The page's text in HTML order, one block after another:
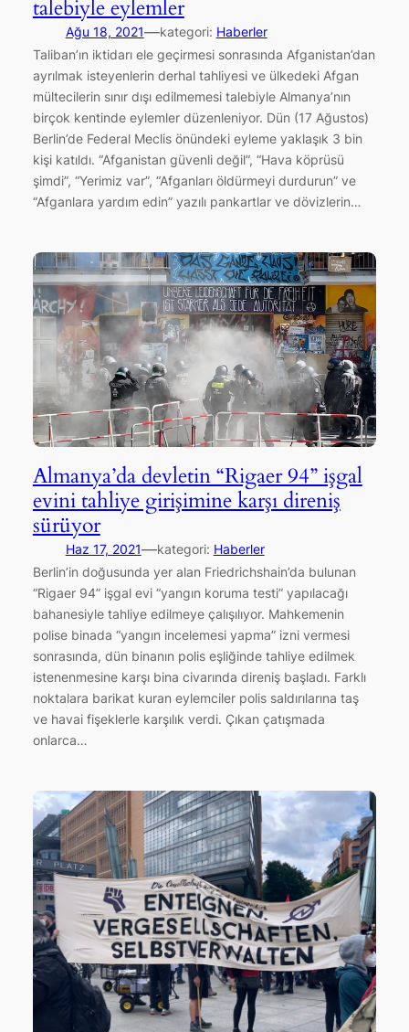
talebiyle eylemler
Ağu 18, 2021—kategori: Haberler
Taliban’ın iktidarı ele geçirmesi sonrasında Afganistan’dan
ayrılmak isteyenlerin derhal tahliyesi ve ülkedeki Afgan
mültecilerin sınır dışı edilmemesi talebiyle Almanya’nın
birçok kentinde eylemler düzenleniyor. Dün (17 Ağustos)
Berlin’de Federal Meclis önündeki eyleme yaklaşık 3 bin
kişi katıldı. “Afganistan güvenli değil”, “Hava köprüsü
şimdi”, “Yerimiz var”, “Afganları öldürmeyi durdurun” ve
“Afganlara yardım edin” yazılı pankartlar ve dövizlerin…
Almanya’da devletin “Rigaer 94” işgal
evini tahliye girişimine karşı direniş
sürüyor
Haz 17, 2021—kategori: Haberler
Berlin’in doğusunda yer alan Friedrichshain’da bulunan
“Rigaer 94” işgal evi “yangın koruma testi” yapılacağı
bahanesiyle tahliye edilmeye çalışılıyor. Mahkemenin
polise binada “yangın incelemesi yapma” izni vermesi
sonrasında, dün binanın polis eşliğinde tahliye edilmek
istenenmesine karşı bina civarında direniş başladı. Farklı
noktalara barikat kuran eylemciler polis saldırılarına taş
ve havai fişeklerle karşılık verdi. Çıkan çatışmada
onlarca…